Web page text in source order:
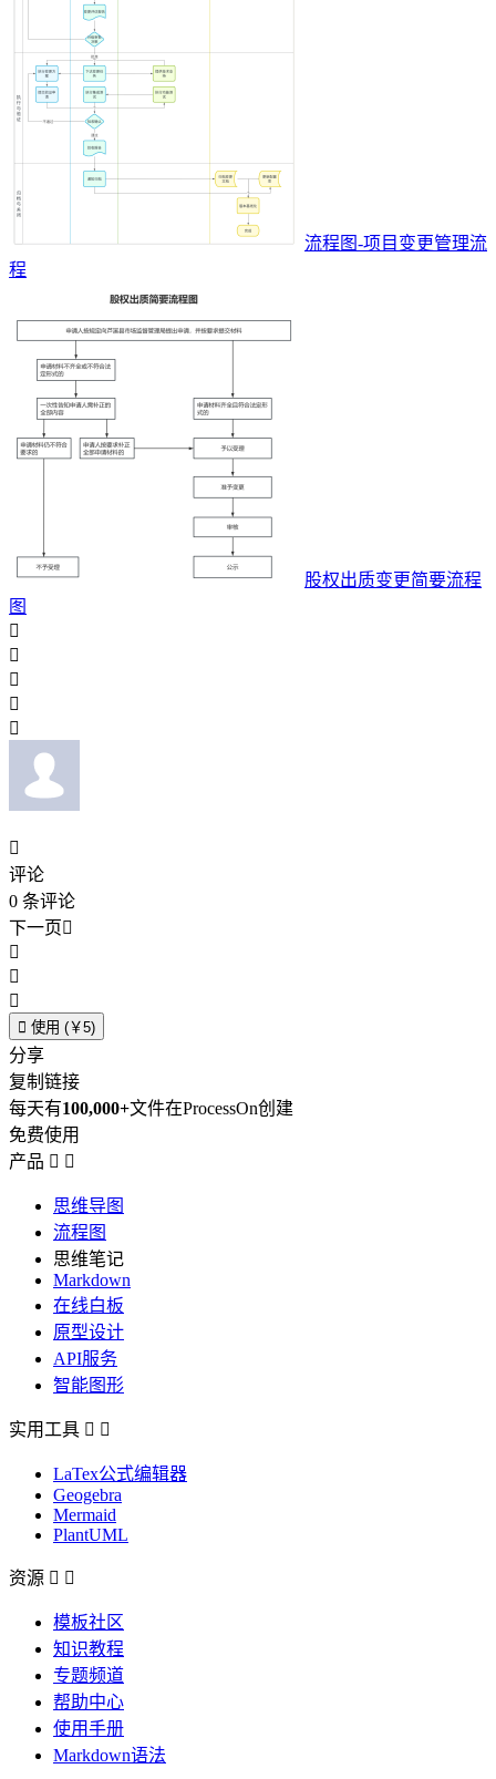
流程图-项目变更管理流
程
股权出质变更简要流程
图






评论
0 条评论
下一页



 使用 (￥5)
分享
复制链接
每天有100,000+文件在ProcessOn创建
免费使用
产品  
思维导图
流程图
思维笔记
Markdown
在线白板
原型设计
API服务
智能图形
实用工具  
LaTex公式编辑器
Geogebra
Mermaid
PlantUML
资源  
模板社区
知识教程
专题频道
帮助中心
使用手册
Markdown语法